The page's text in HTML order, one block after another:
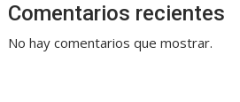
Comentarios recientes
No hay comentarios que mostrar.